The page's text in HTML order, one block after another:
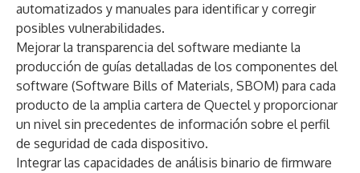
automatizados y manuales para identificar y corregir
posibles vulnerabilidades.
Mejorar la transparencia del software mediante la
producción de guías detalladas de los componentes del
software (Software Bills of Materials, SBOM) para cada
producto de la amplia cartera de Quectel y proporcionar
un nivel sin precedentes de información sobre el perfil
de seguridad de cada dispositivo.
Integrar las capacidades de análisis binario de firmware